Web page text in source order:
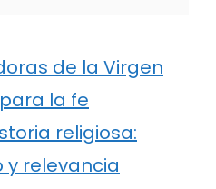
de la Virgen
la fe
religiosa:
y relevancia